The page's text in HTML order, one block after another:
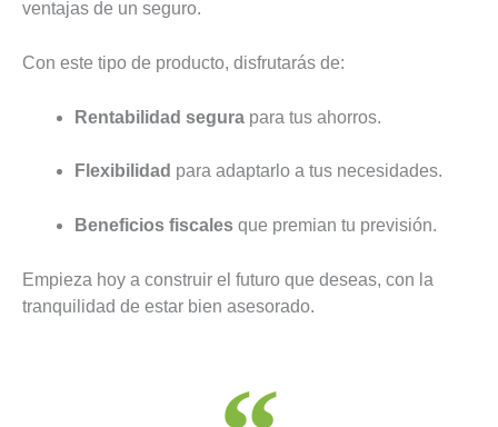
ventajas de un seguro.
Con este tipo de producto, disfrutarás de:
Rentabilidad segurapara tus ahorros.
Flexibilidad para adaptarlo a tus necesidades.
Beneficios fiscalesque premian tu previsión.
Empieza hoy a construir el futuro que deseas, con la
tranquilidad de estar bien asesorado.